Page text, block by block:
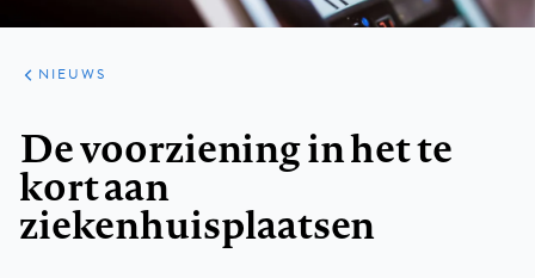
ARTIKELEN
HET
KORT
NIEUWS
De voorziening in het te
kort aan
ziekenhuisplaatsen